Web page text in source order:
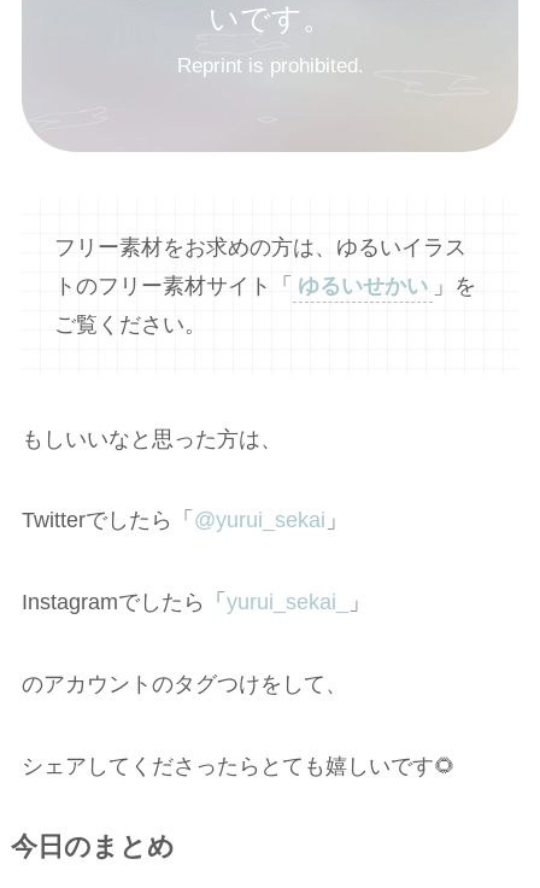
いです。
Reprint is prohibited.
フリー素材をお求めの方は、ゆるいイラス
トのフリー素材サイト「 ゆるいせかい 」を
ご覧ください。
もしいいなと思った方は、
Twitterでしたら「 @yurui_sekai 」
Instagramでしたら「 yurui_sekai_ 」
のアカウントのタグつけをして、
シェアしてくださったらとても嬉しいです🌻
今日のまとめ